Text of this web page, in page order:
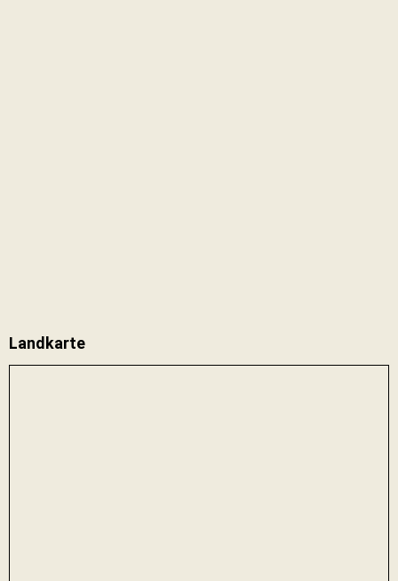
Landkarte